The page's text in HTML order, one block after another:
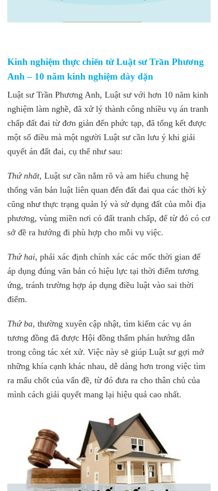
Kinh nghiệm thực chiến từ Luật sư Trần Phương
Anh – 10 năm kinh nghiệm dày dặn
Luật sư Trần Phương Anh, Luật sư với hơn 10 năm kinh
nghiệm làm nghề, đã xử lý thành công nhiều vụ án tranh
chấp đất đai từ đơn giản đến phức tạp, đã tổng kết được
một số điều mà một người Luật sư cần lưu ý khi giải
quyết án đất đai, cụ thể như sau:
Thứ nhất, Luật sư cần nắm rõ và am hiểu chung hệ
thống văn bản luật liên quan đến đất đai qua các thời kỳ
cũng như thực trạng quản lý và sử dụng đất của mỗi địa
phương, vùng miền nơi có đất tranh chấp, để từ đó có cơ
sở đề ra hướng đi phù hợp cho mỗi vụ việc.
Thứ hai, phải xác định chính xác các mốc thời gian để
áp dụng đúng văn bản có hiệu lực tại thời điểm tương
ứng, tránh trường hợp áp dụng điều luật vào sai thời
điểm.
Thứ ba, thường xuyên cập nhật, tìm kiếm các vụ án
tương đồng đã được Hội đồng thẩm phán hướng dẫn
trong công tác xét xử. Việc này sẽ giúp Luật sư gợi mở
những khía cạnh khác nhau, dễ dàng hơn trong việc tìm
ra mấu chốt của vấn đề, từ đó đưa ra cho thân chủ của
mình cách giải quyết mang lại hiệu quả cao nhất.